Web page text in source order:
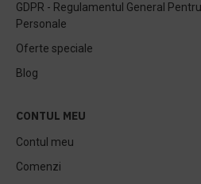
GDPR - Regulamentul General
Personale
Oferte speciale
Blog
CONTUL MEU
Contul meu
Comenzi